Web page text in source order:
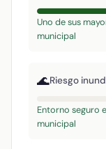
Uno de sus
municipal
🌊Riesgo
Entorno seguro
municipal